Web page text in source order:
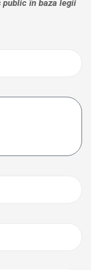
în baza legii